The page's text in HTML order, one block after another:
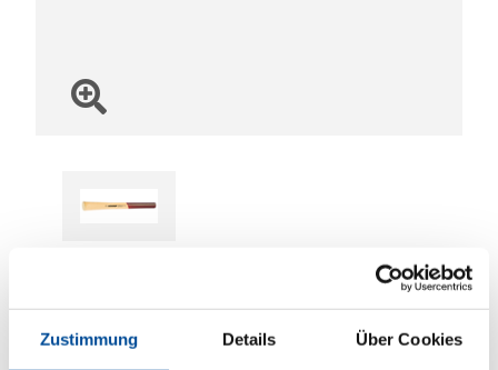
Zustimmung Details Über Cookies